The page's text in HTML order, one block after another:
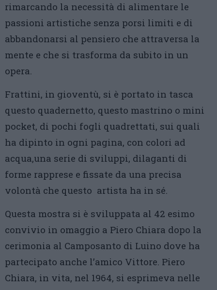
rimarcando la necessità di alimentare le
passioni artistiche senza porsi limiti e di
abbandonarsi al pensiero che attraversa la
mente e che si trasforma da subito in un
opera.
Frattini, in gioventù, si è portato in tasca
questo quadernetto, questo mastrino o mini
pocket, di pochi fogli quadrettati, sui quali
ha dipinto in ogni pagina, con colori ad
acqua,una serie di sviluppi, dilaganti di
forme rapprese e fissate da una precisa
volontà che questo artista ha in sé.
Questa mostra si è sviluppata al 42 esimo
convivio in omaggio a Piero Chiara dopo la
cerimonia al Camposanto di Luino dove ha
partecipato anche l’amico Vittore. Piero
Chiara, in vita, nel 1964, si esprimeva nelle